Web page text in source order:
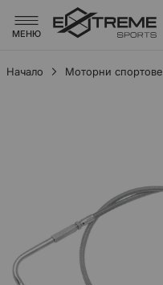
МЕНЮ
Начало Моторни спортове